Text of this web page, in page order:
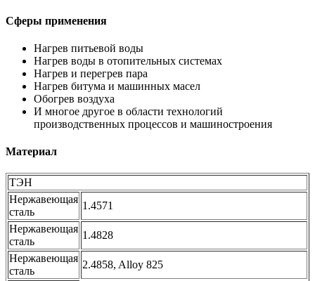
Сферы применения
Нагрев питьевой воды
Нагрев воды в отопительных системах
Нагрев и перегрев пара
Нагрев битума и машинных масел
Обогрев воздуха
И многое другое в области технологий
производственных процессов и машиностроения
Материал
ТЭН
Нержавеющая
сталь
1.4571
Нержавеющая
сталь
1.4828
Нержавеющая
сталь
2.4858, Alloy 825